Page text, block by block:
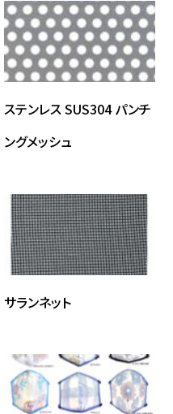
ステンレス SUS304 パンチ
ングメッシュ
サランネット